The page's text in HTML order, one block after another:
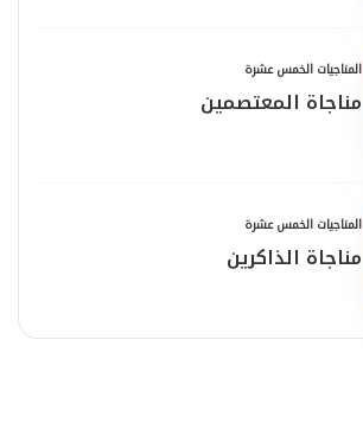
المناجيات الخمس عشرة
مناجاة المعتصمين
المناجيات الخمس عشرة
مناجاة الذاكرين